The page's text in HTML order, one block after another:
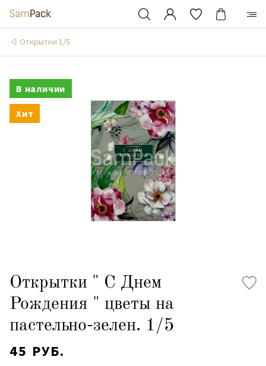
Открытки 1/5
В наличии
Хит
Открытки " С Днем
Рождения " цветы на
пастельно-зелен. 1/5
45 РУБ.